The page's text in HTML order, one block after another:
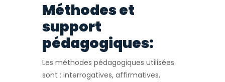
Méthodes et
support
pédagogiques:
Les méthodes pédagogiques utilisées
sont : interrogatives, affirmatives,